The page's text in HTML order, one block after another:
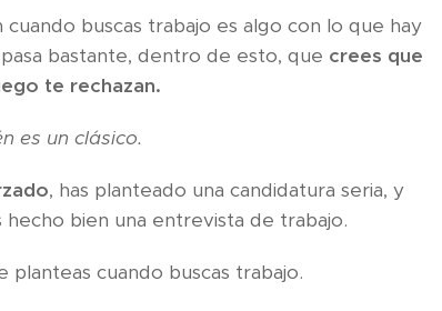
buscas trabajo es algo con lo que hay
bastante, dentro de esto, que crees que
te rechazan.
es un clásico.
, has planteado una candidatura seria, y
bien una entrevista de trabajo.
planteas cuando buscas trabajo.